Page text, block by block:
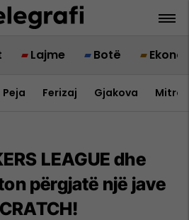
Lajme Botë
Peja Ferizaj Gjakova
LEAGUE dhe
përgjatë një jave